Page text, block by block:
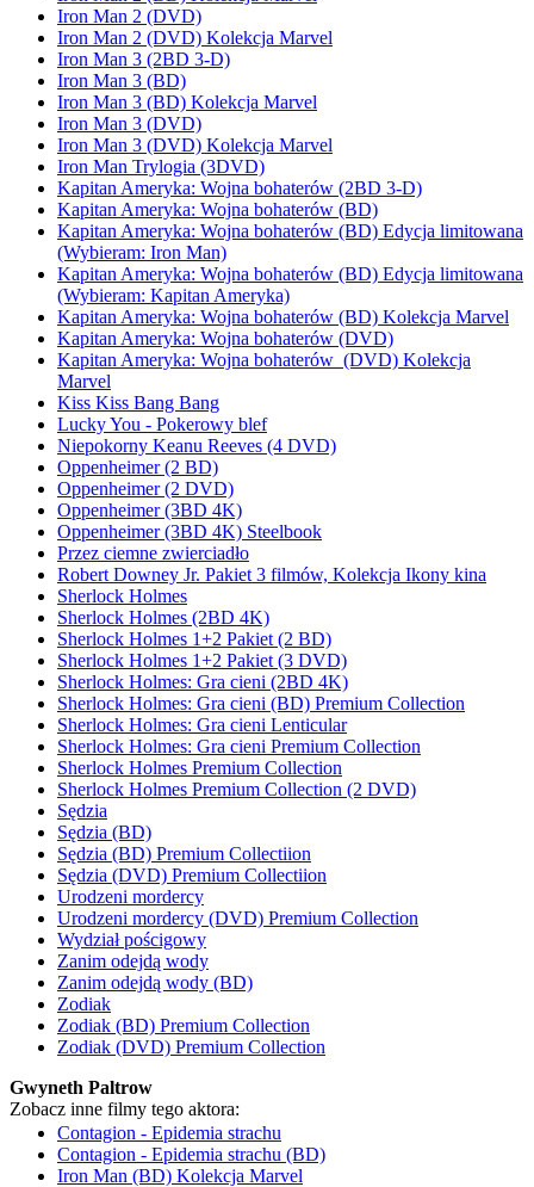
Iron Man 2 (DVD)
Iron Man 2 (DVD) Kolekcja Marvel
Iron Man 3 (2BD 3-D)
Iron Man 3 (BD)
Iron Man 3 (BD) Kolekcja Marvel
Iron Man 3 (DVD)
Iron Man 3 (DVD) Kolekcja Marvel
Iron Man Trylogia (3DVD)
Kapitan Ameryka: Wojna bohaterów (2BD 3-D)
Kapitan Ameryka: Wojna bohaterów (BD)
Kapitan Ameryka: Wojna bohaterów (BD) Edycja limitowana
(Wybieram: Iron Man)
Kapitan Ameryka: Wojna bohaterów (BD) Edycja limitowana
(Wybieram: Kapitan Ameryka)
Kapitan Ameryka: Wojna bohaterów (BD) Kolekcja Marvel
Kapitan Ameryka: Wojna bohaterów (DVD)
Kapitan Ameryka: Wojna bohaterów (DVD) Kolekcja
Marvel
Kiss Kiss Bang Bang
Lucky You - Pokerowy blef
Niepokorny Keanu Reeves (4 DVD)
Oppenheimer (2 BD)
Oppenheimer (2 DVD)
Oppenheimer (3BD 4K)
Oppenheimer (3BD 4K) Steelbook
Przez ciemne zwierciadło
Robert Downey Jr. Pakiet 3 filmów, Kolekcja Ikony kina
Sherlock Holmes
Sherlock Holmes (2BD 4K)
Sherlock Holmes 1+2 Pakiet (2 BD)
Sherlock Holmes 1+2 Pakiet (3 DVD)
Sherlock Holmes: Gra cieni (2BD 4K)
Sherlock Holmes: Gra cieni (BD) Premium Collection
Sherlock Holmes: Gra cieni Lenticular
Sherlock Holmes: Gra cieni Premium Collection
Sherlock Holmes Premium Collection
Sherlock Holmes Premium Collection (2 DVD)
Sędzia
Sędzia (BD)
Sędzia (BD) Premium Collectiion
Sędzia (DVD) Premium Collectiion
Urodzeni mordercy
Urodzeni mordercy (DVD) Premium Collection
Wydział pościgowy
Zanim odejdą wody
Zanim odejdą wody (BD)
Zodiak
Zodiak (BD) Premium Collection
Zodiak (DVD) Premium Collection
Gwyneth Paltrow
Zobacz inne filmy tego aktora:
Contagion - Epidemia strachu
Contagion - Epidemia strachu (BD)
Iron Man (BD) Kolekcja Marvel